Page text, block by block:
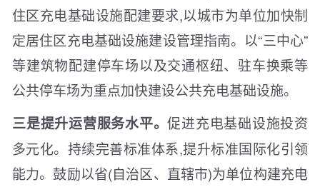
住区充电基础设施配建要求,以城市为单位加快制
定居住区充电基础设施建设管理指南。以“三中心”
等建筑物配建停车场以及交通枢纽、驻车换乘等
公共停车场为重点加快建设公共充电基础设施。
三是提升运营服务水平。促进充电基础设施投资
多元化。持续完善标准体系,提升标准国际化引领
能力。鼓励以省(自治区、直辖市)为单位构建充电